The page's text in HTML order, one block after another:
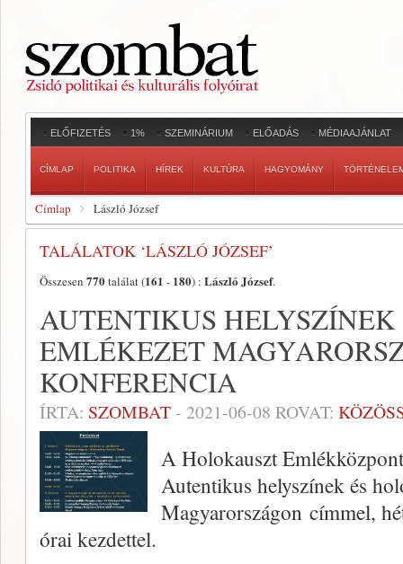
ELŐFIZETÉS 1% SZEMINÁRIUM ELŐADÁS MÉDIAAJÁNLAT
CÍMLAP POLITIKA HÍREK KULTÚRA HAGYOMÁNY
Címlap László József
TALÁLATOK ‘LÁSZLÓ JÓZSEF’
Összesen 770találat (161 - 180) : László József.
AUTENTIKUS
EMLÉKEZET
KONFERENCIA
ÍRTA: SZOMBAT- 2021-06-08 ROVAT:
A Holokauszt
Autentikus helyszínek és
Magyarországon címmel,
órai kezdettel.